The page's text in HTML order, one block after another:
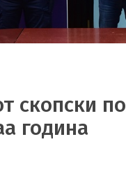
скопски
година